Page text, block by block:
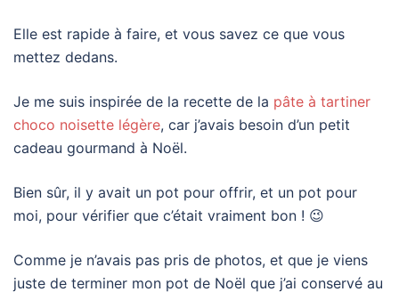
Elle est rapide à faire, et vous savez ce que vous
mettez dedans.
Je me suis inspirée de la recette de la pâte à tartiner
choco noisette légère, car j’avais besoin d’un petit
cadeau gourmand à Noël.
Bien sûr, il y avait un pot pour offrir, et un pot pour
moi, pour vérifier que c’était vraiment bon ! 😉
Comme je n’avais pas pris de photos, et que je viens
juste de terminer mon pot de Noël que j’ai conservé au